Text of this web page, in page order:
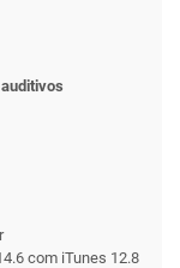
com iTunes 12.8